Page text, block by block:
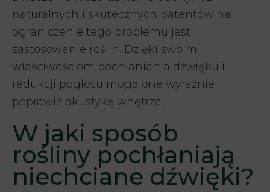
naturalnych i skutecznych patentów na
ograniczenie tego problemu jest
zastosowanie roślin. Dzięki swoim
właściwościom pochłaniania dźwięku i
redukcji pogłosu mogą one wyraźnie
poprawić akustykę wnętrza.
W jaki sposób
rośliny pochłaniają
niechciane dźwięki?